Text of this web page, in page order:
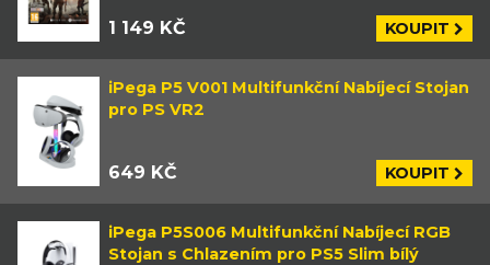
1 149 KČ KOUPIT
iPega P5 V001 Multifunkční Nabíjecí Stojan
pro PS VR2
649 KČ KOUPIT
iPega P5S006 Multifunkční Nabíjecí RGB
Stojan s Chlazením pro PS5 Slim bílý